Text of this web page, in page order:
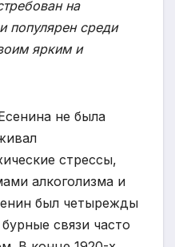
на
популярен среди
ярким и
не была
стрессы,
алкоголизма и
был четырежды
связи часто